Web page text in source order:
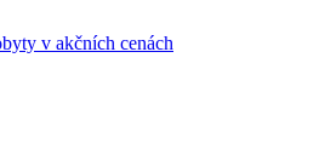
v akčních cenách